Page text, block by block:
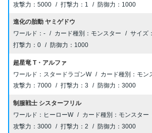
5000
1 1000
進化の胎動 ヤミゲドウ
-
モンスター
0
1000
超星竜 T・アルファ
スタードラゴンW
モン
7000
3 3000
制服戦士 シスターフリル
ヒーローW
モンスター
3000
2 3000